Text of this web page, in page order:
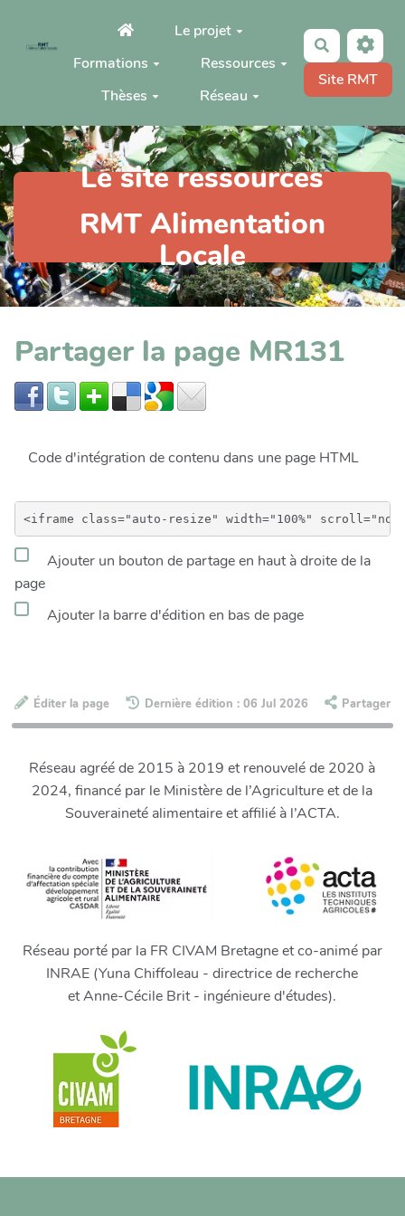
Aller au contenu principalLe projet
Formations
Ressources
Thèses
Réseau
Rechercher
Site RMT
Le site ressources
RMT Alimentation
Locale
Partager la page MR131
Code d'intégration de contenu dans une page HTML
Ajouter un bouton de partage en haut à droite de la
page
Ajouter la barre d'édition en bas de page
Éditer la page Dernière édition : 06 Jul 2026 Partager
Réseau agréé de 2015 à 2019 et renouvelé de 2020 à
2024, financé par le Ministère de l’Agriculture et de la
Souveraineté alimentaire et affilié à l’ACTA.
Réseau porté par la FR CIVAM Bretagne et co-animé par
INRAE (Yuna Chiffoleau - directrice de recherche
et Anne-Cécile Brit - ingénieure d'études).